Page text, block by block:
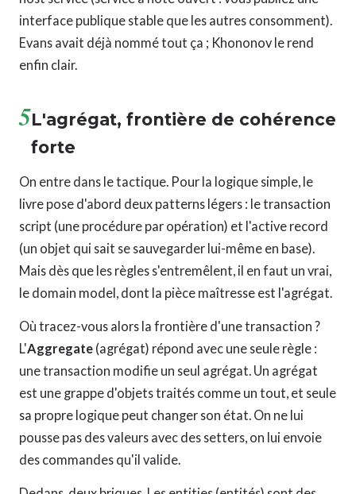
interface publique stable que les autres consomment).
Evans avait déjà nommé tout ça ; Khononov le rend
enfin clair.
5L'agrégat, frontière de cohérence
forte
On entre dans le tactique. Pour la logique simple, le
livre pose d'abord deux patterns légers : le transaction
script (une procédure par opération) et l'active record
(un objet qui sait se sauvegarder lui-même en base).
Mais dès que les règles s'entremêlent, il en faut un vrai,
le domain model, dont la pièce maîtresse est l'agrégat.
Où tracez-vous alors la frontière d'une transaction ?
L'Aggregate (agrégat) répond avec une seule règle :
une transaction modifie un seul agrégat. Un agrégat
est une grappe d'objets traités comme un tout, et seule
sa propre logique peut changer son état. On ne lui
pousse pas des valeurs avec des setters, on lui envoie
des commandes qu'il valide.